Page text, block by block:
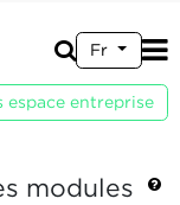
Fr
espace entreprise
modules